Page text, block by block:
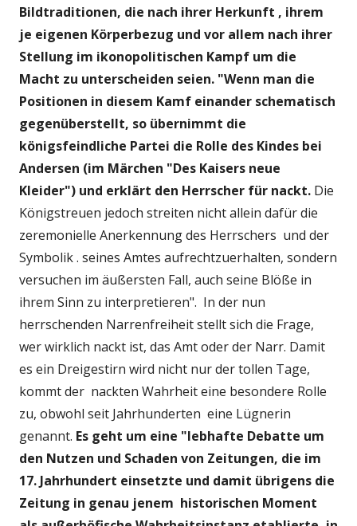
Bildtraditionen, die nach ihrer Herkunft , ihrem
je eigenen Körperbezug und vor allem nach ihrer
Stellung im ikonopolitischen Kampf um die
Macht zu unterscheiden seien. "Wenn man die
Positionen in diesem Kamf einander schematisch
gegenüberstellt, so übernimmt die
königsfeindliche Partei die Rolle des Kindes bei
Andersen (im Märchen "Des Kaisers neue
Kleider") und erklärt den Herrscher für nackt. Die
Königstreuen jedoch streiten nicht allein dafür die
zeremonielle Anerkennung des Herrschers und der
Symbolik . seines Amtes aufrechtzuerhalten, sondern
versuchen im äußersten Fall, auch seine Blöße in
ihrem Sinn zu interpretieren". In der nun
herrschenden Narrenfreiheit stellt sich die Frage,
wer wirklich nackt ist, das Amt oder der Narr. Damit
es ein Dreigestirn wird nicht nur der tollen Tage,
kommt der nackten Wahrheit eine besondere Rolle
zu, obwohl seit Jahrhunderten eine Lügnerin
genannt. Es geht um eine "lebhafte Debatte um
den Nutzen und Schaden von Zeitungen, die im
17. Jahrhundert einsetzte und damit übrigens die
Zeitung in genau jenem historischen Moment